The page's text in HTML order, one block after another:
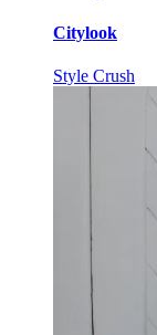
Citylook
Style Crush